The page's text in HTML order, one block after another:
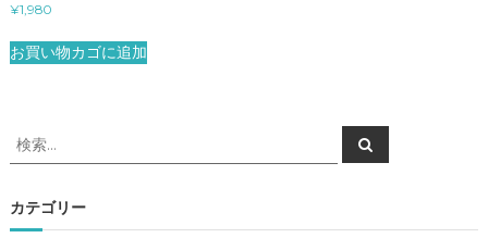
¥1,980
お買い物カゴに追加
検
索
象
:
検
索
カテゴリー